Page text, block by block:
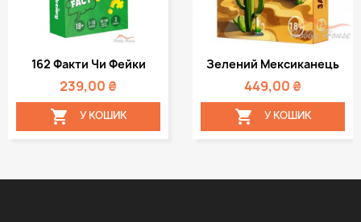
162 Факти Чи Фейки
239,00 ₴
 У КОШИК
Зелений Мексиканець
449,00 ₴
 У КОШИК